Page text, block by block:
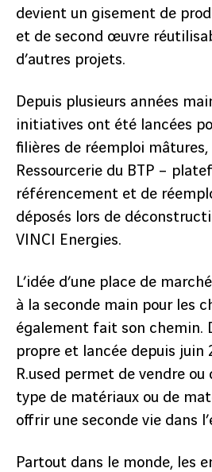
devient un gisement de
et de second œuvre
d’autres projets.
Depuis plusieurs années
initiatives ont été lancées
filières de réemploi mâtures,
Ressourcerie du BTP –
référencement et de
déposés lors de
VINCI Energies.
L’idée d’une place de
à la seconde main pour les
également fait son chemin.
propre et lancée depuis juin
R.used permet de vendre
type de matériaux ou de
offrir une seconde vie dans
Partout dans le monde, les